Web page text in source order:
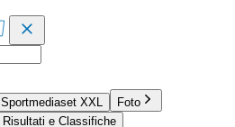
Sportmediaset XXL
Foto
Risultati e Classifiche